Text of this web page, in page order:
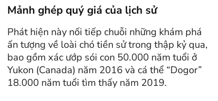
Mảnh ghép quý giá của lịch sử
Phát hiện này nối tiếp chuỗi những khám phá
ấn tượng về loài chó tiền sử trong thập kỷ qua,
bao gồm xác ướp sói con 50.000 năm tuổi ở
Yukon (Canada) năm 2016 và cá thể “Dogor”
18.000 năm tuổi tìm thấy năm 2019.